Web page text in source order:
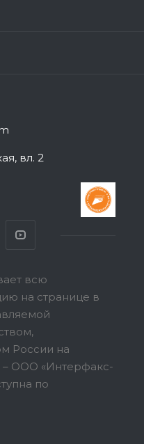
вл. 2
всю
на странице в
России на
ООО «Интерфакс-
по